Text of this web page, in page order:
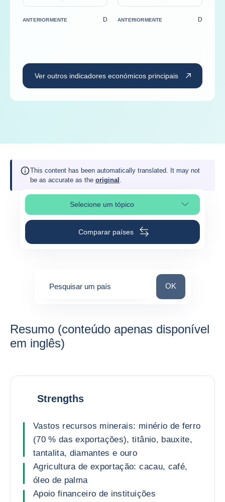
ANTERIORMENTE D ANTERIORMENTE D
Ver outros indicadores económicos principais
This content has been automatically translated. It may not
be as accurate as the original .
Selecione um tópicoSelecionar a secção da página
Comparar países
Pesquisar um país Pesquisar um
OK
Resumo (conteúdo apenas disponível
em inglês)
Strengths
Vastos recursos minerais: minério de ferro
(70 % das exportações), titânio, bauxite,
tantalita, diamantes e ouro
Agricultura de exportação: cacau, café,
óleo de palma
Apoio financeiro de instituições